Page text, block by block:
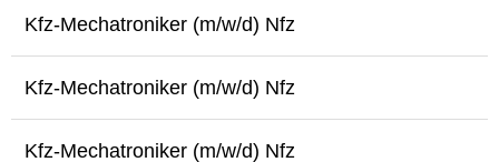
Kfz-Mechatroniker (m/w/d) Nfz
Kfz-Mechatroniker (m/w/d) Nfz
Kfz-Mechatroniker (m/w/d) Nfz